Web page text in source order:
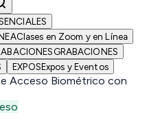
Clases en Zoom y en Línea
GRABACIONES
EXPOSExpos y Eventos